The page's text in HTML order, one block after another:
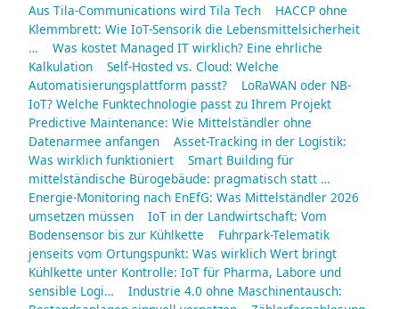
Aus Tila-Communications wird Tila Tech
HACCP ohne
Klemmbrett: Wie IoT-Sensorik die Lebensmittelsicherheit
…
Was kostet Managed IT wirklich? Eine ehrliche
Kalkulation
Self-Hosted vs. Cloud: Welche
Automatisierungsplattform passt?
LoRaWAN oder NB-
IoT? Welche Funktechnologie passt zu Ihrem Projekt
Predictive Maintenance: Wie Mittelständler ohne
Datenarmee anfangen
Asset-Tracking in der Logistik:
Was wirklich funktioniert
Smart Building für
mittelständische Bürogebäude: pragmatisch statt …
Energie-Monitoring nach EnEfG: Was Mittelständler 2026
umsetzen müssen
IoT in der Landwirtschaft: Vom
Bodensensor bis zur Kühlkette
Fuhrpark-Telematik
jenseits vom Ortungspunkt: Was wirklich Wert bringt
Kühlkette unter Kontrolle: IoT für Pharma, Labore und
sensible Logi…
Industrie 4.0 ohne Maschinentausch: